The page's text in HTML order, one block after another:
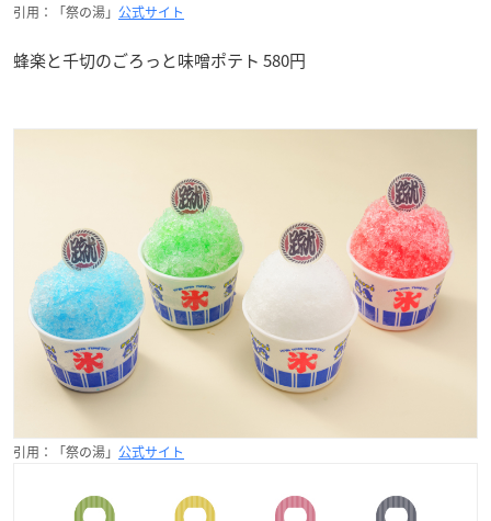
引用：「祭の湯」 公式サイト
蜂楽と千切のごろっと味噌ポテト 580円
引用：「祭の湯」 公式サイト